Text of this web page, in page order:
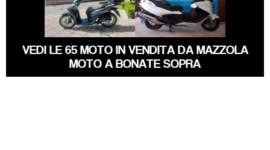
HONDA SH
BURGMAN-650
VEDI LE 65 MOTO IN VENDITA DA MAZZOLA
MOTO A BONATE SOPRA